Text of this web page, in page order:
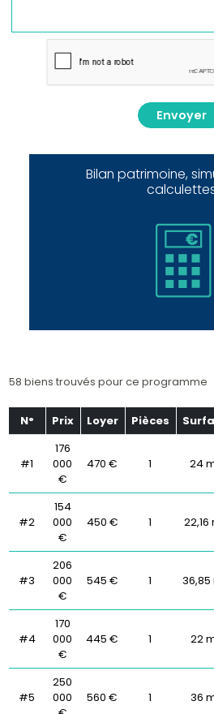
Envoyer
Bilan patrimoine,
58 biens trouvés pour ce programme
N° Prix Loyer Pièces
#1
176
000
€
470 € 1 24
#2
154
000
€
450 € 1 22,16
#3
206
000
€
545 € 1 36,85
#4
170
000
€
445 € 1 22
#5
250
000
560 € 1 36